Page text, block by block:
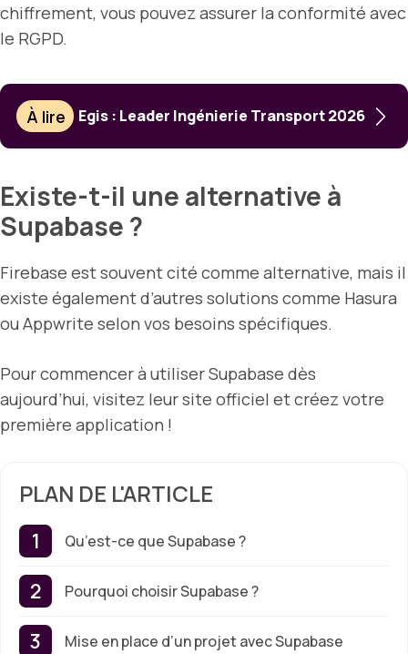
chiffrement, vous pouvez assurer la conformité avec
le RGPD.
À lire Egis : Leader Ingénierie Transport 2026
Existe-t-il une alternative à
Supabase ?
Firebase est souvent cité comme alternative, mais il
existe également d’autres solutions comme Hasura
ou Appwrite selon vos besoins spécifiques.
Pour commencer à utiliser Supabase dès
aujourd’hui, visitez leur site officiel et créez votre
première application !
PLAN DE L'ARTICLE
Qu’est-ce que Supabase ?
Pourquoi choisir Supabase ?
Mise en place d’un projet avec Supabase